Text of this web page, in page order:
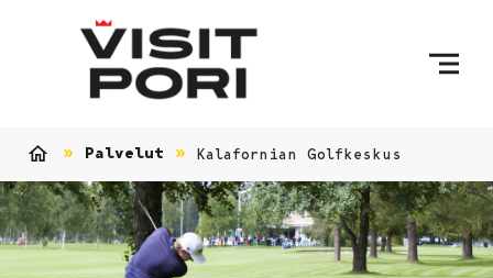
Palvelut Kalafornian Golfkeskus